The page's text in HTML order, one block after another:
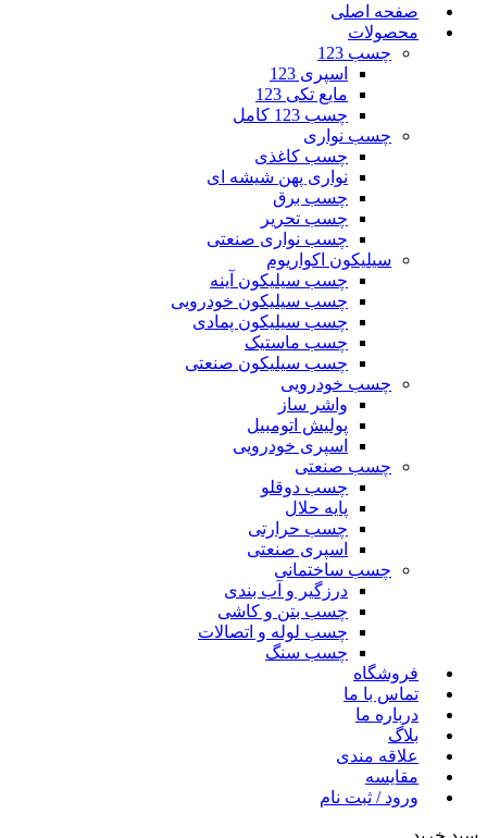
صفحه اصلی
محصولات
چسب 123
اسپری 123
مایع تکی 123
چسب 123 کامل
چسب نواری
چسب کاغذی
نواری پهن شیشه ای
چسب برق
چسب تحریر
چسب نواری صنعتی
سیلیکون اکواریوم
چسب سیلیکون آینه
چسب سیلیکون خودرویی
چسب سیلیکون پمادی
چسب ماستیک
چسب سیلیکون صنعتی
چسب خودرویی
واشر ساز
پولیش اتومبیل
اسپری خودرویی
چسب صنعتی
چسب دوقلو
پایه حلال
چسب حرارتی
اسپری صنعتی
چسب ساختمانی
درزگیر و آب بندی
چسب بتن و کاشی
چسب لوله و اتصالات
چسب سنگ
فروشگاه
تماس با ما
درباره ما
بلاگ
علاقه مندی
مقایسه
ورود / ثبت نام